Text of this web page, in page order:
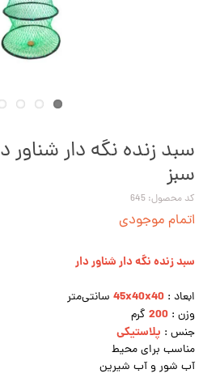
سبز
کد محصول: 645
اتمام موجودی
سبد زنده نگه دار شناور دار
ابعاد : 45x40x40 سانتی‌متر
وزن : 200 گرم
جنس : پلاستیکی
مناسب برای محیط
آب شور و آب شیرین